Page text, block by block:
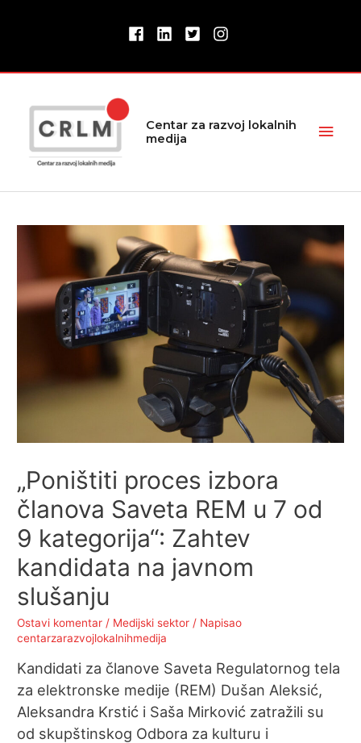
Centar za razvoj lokalnih
medija
„Poništiti proces izbora
članova Saveta REM u 7 od
9 kategorija“: Zahtev
kandidata na javnom
slušanju
Ostavi komentar / Medijski sektor / Napisao
centarzarazvojlokalnihmedija
Kandidati za članove Saveta Regulatornog tela
za elektronske medije (REM) Dušan Aleksić,
Aleksandra Krstić i Saša Mirković zatražili su
od skupštinskog Odbora za kulturu i